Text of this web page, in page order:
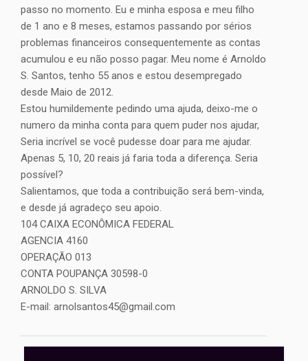
passo no momento. Eu e minha esposa e meu filho
de 1 ano e 8 meses, estamos passando por sérios
problemas financeiros consequentemente as contas
acumulou e eu não posso pagar. Meu nome é Arnoldo
S. Santos, tenho 55 anos e estou desempregado
desde Maio de 2012.
Estou humildemente pedindo uma ajuda, deixo-me o
numero da minha conta para quem puder nos ajudar,
Seria incrível se você pudesse doar para me ajudar.
Apenas 5, 10, 20 reais já faria toda a diferença. Seria
possível?
Salientamos, que toda a contribuição será bem-vinda,
e desde já agradeço seu apoio.
104 CAIXA ECONÔMICA FEDERAL
AGENCIA 4160
OPERAÇÃO 013
CONTA POUPANÇA 30598-0
ARNOLDO S. SILVA
E-mail: arnolsantos45@gmail.com